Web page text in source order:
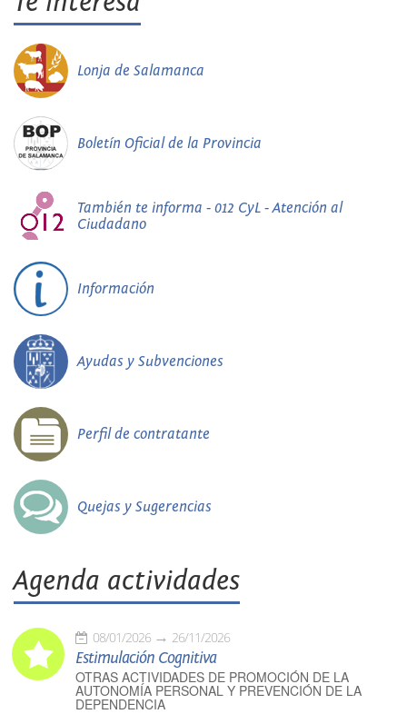
Lonja de Salamanca
Boletín Oficial de la Provincia
También te informa - 012 CyL - Atención al
Ciudadano
Información
Ayudas y Subvenciones
Perfil de contratante
Quejas y Sugerencias
Agenda actividades
08/01/2026 26/11/2026
Estimulación Cognitiva
OTRAS ACTIVIDADES DE PROMOCIÓN DE LA
AUTONOMÍA PERSONAL Y PREVENCIÓN DE LA
DEPENDENCIA